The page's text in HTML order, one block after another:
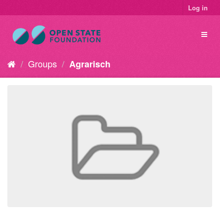
Log in
Groups Agrarisch